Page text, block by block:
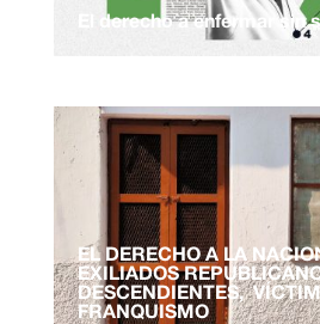
El derecho a enfermar sin
EL DERECHO A LA
EXILIADOS
DESCENDIENTES,
FRANQUISMO